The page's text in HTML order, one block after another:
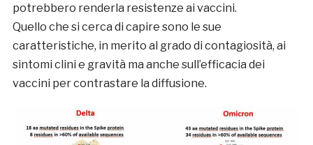
potrebbero renderla resistenze ai vaccini.
Quello che si cerca di capire sono le sue
caratteristiche, in merito al grado di contagiosità, ai
sintomi clini e gravità ma anche sull’efficacia dei
vaccini per contrastare la diffusione.